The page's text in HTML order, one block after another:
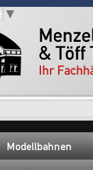
▼
Modellbahnen